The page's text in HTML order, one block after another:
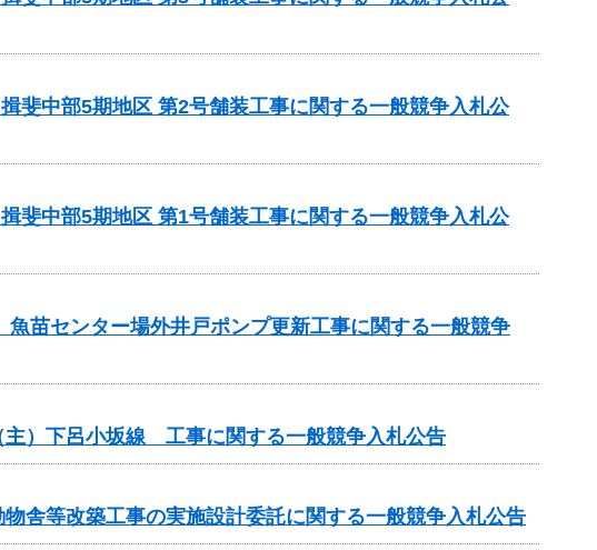
斐中部5期地区 第2号舗装工事に関する一般競争入札公
斐中部5期地区 第1号舗装工事に関する一般競争入札公
苗センター場外井戸ポンプ更新工事に関する一般競争
）下呂小坂線 工事に関する一般競争入札公告
舎等改築工事の実施設計委託に関する一般競争入札公告